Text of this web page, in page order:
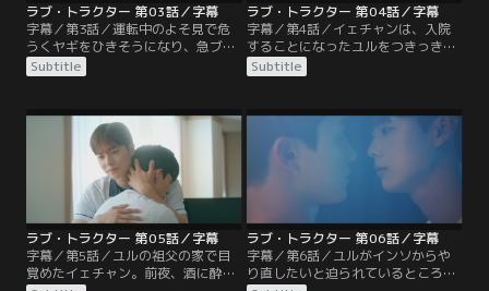
ラブ・トラクター 第03話／字幕
字幕／第3話／運転中のよそ見で危
うくヤギをひきそうになり、急ブレ
ーキを踏んだイェチャン。ユルから
大丈夫だったかと声をかけられたイ
気遣い心配してくれる彼に心を打た
れる。その後、2人はイチゴ摘みを
するが、イェチャンはユルの顔を見
るだけでドキドキするようにな
Subtitle
ラブ・トラクター 第04話／字幕
字幕／第4話／イェチャンは、入院
することになったユルをつきっきり
で看病することに。一緒に過ごすう
ちに仲良くなっていく2人だった
ェチャンに、もう病院には来ないで
ほしいと伝える。数日後、無事に退
院したユルは祖父の家に戻るが、次
から次へと村人たちがお見舞いにや
って来て…。
Subtitle
ラブ・トラクター 第05話／字幕
字幕／第5話／ユルの祖父の家で目
覚めたイェチャン。前夜、酒に酔っ
ラブ・トラクター 第06話／字幕
字幕／第6話／ユルがインソからや
り直したいと迫られているところに